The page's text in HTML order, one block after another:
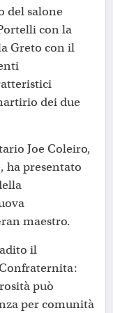
del salone
con la
Greto con il
dei due
Joe Coleiro,
ha presentato
maestro.
il
può
per comunità